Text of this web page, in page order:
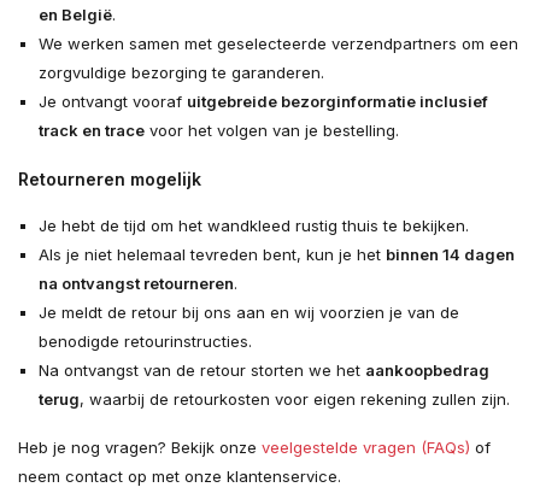
en België.
We werken samen met geselecteerde verzendpartners om een
zorgvuldige bezorging te garanderen.
Je ontvangt vooraf uitgebreide bezorginformatie inclusief
track en tracevoor het volgen van je bestelling.
Retourneren mogelijk
Je hebt de tijd om het wandkleed rustig thuis te bekijken.
Als je niet helemaal tevreden bent, kun je het binnen 14 dagen
na ontvangst retourneren.
Je meldt de retour bij ons aan en wij voorzien je van de
benodigde retourinstructies.
Na ontvangst van de retour storten we het aankoopbedrag
terug, waarbij de retourkosten voor eigen rekening zullen zijn.
Heb je nog vragen? Bekijk onze veelgestelde vragen (FAQs) of
neem contact op met onze klantenservice.